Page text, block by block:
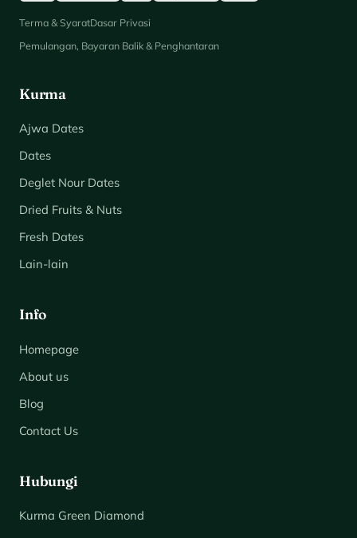
Terma & SyaratDasar Privasi
Pemulangan, Bayaran Balik & Penghantaran
Kurma
Ajwa Dates
Dates
Deglet Nour Dates
Dried Fruits & Nuts
Fresh Dates
Lain-lain
Info
Homepage
About us
Blog
Contact Us
Hubungi
Kurma Green Diamond